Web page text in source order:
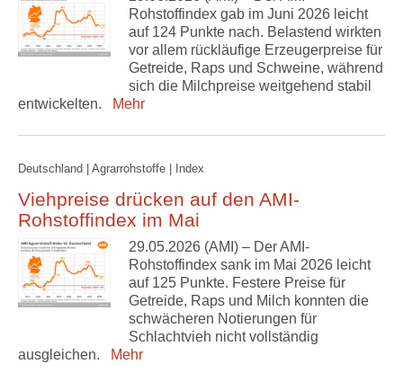
Rohstoffindex gab im Juni 2026 leicht
auf 124 Punkte nach. Belastend wirkten
vor allem rückläufige Erzeugerpreise für
Getreide, Raps und Schweine, während
sich die Milchpreise weitgehend stabil
entwickelten.
Mehr
Deutschland | Agrarrohstoffe | Index
Viehpreise drücken auf den AMI-
Rohstoffindex im Mai
29.05.2026 (AMI) – Der AMI-
Rohstoffindex sank im Mai 2026 leicht
auf 125 Punkte. Festere Preise für
Getreide, Raps und Milch konnten die
schwächeren Notierungen für
Schlachtvieh nicht vollständig
ausgleichen.
Mehr